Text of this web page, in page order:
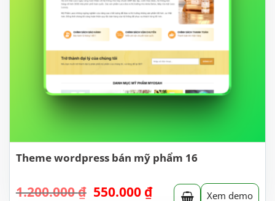
Theme wordpress bán mỹ phẩm 16
1.200.000₫ Giá
550.000 ₫Giá Xem demo